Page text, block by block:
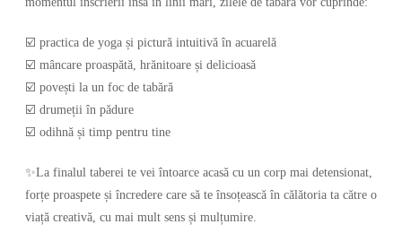
☑️ practica de yoga și pictură intuitivă în acuarelă
☑️ mâncare proaspătă, hrănitoare și delicioasă
☑️ povești la un foc de tabără
☑️ drumeții în pădure
☑️ odihnă și timp pentru tine
✨La finalul taberei te vei întoarce acasă cu un corp mai detensionat,
forțe proaspete și încredere care să te însoțească în călătoria ta către o
viață creativă, cu mai mult sens și mulțumire.